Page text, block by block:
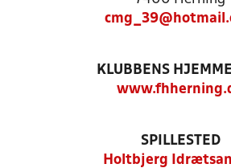
KLUBBENS
SPILLESTED
Holtbjerg